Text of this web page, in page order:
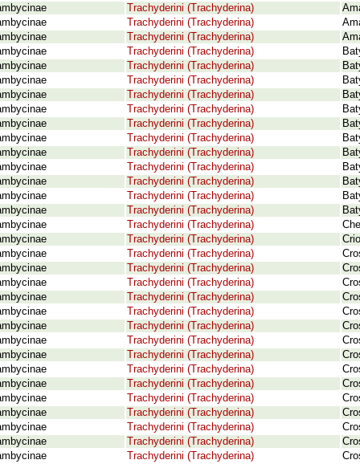
Trachyderini (Trachyderina)
Trachyderini (Trachyderina)
Trachyderini (Trachyderina)
Trachyderini (Trachyderina)
Trachyderini (Trachyderina)
Trachyderini (Trachyderina)
Trachyderini (Trachyderina)
Trachyderini (Trachyderina)
Trachyderini (Trachyderina)
Trachyderini (Trachyderina)
Trachyderini (Trachyderina)
Trachyderini (Trachyderina)
Trachyderini (Trachyderina)
Trachyderini (Trachyderina)
Trachyderini (Trachyderina)
Trachyderini (Trachyderina)
Trachyderini (Trachyderina)
Trachyderini (Trachyderina)
Trachyderini (Trachyderina)
Trachyderini (Trachyderina)
Trachyderini (Trachyderina)
Trachyderini (Trachyderina)
Trachyderini (Trachyderina)
Trachyderini (Trachyderina)
Trachyderini (Trachyderina)
Trachyderini (Trachyderina)
Trachyderini (Trachyderina)
Trachyderini (Trachyderina)
Trachyderini (Trachyderina)
Trachyderini (Trachyderina)
Trachyderini (Trachyderina)
Trachyderini (Trachyderina)